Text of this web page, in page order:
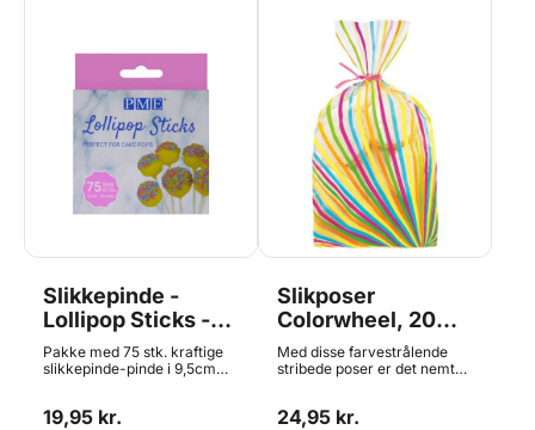
Slikkepinde -
Lollipop Sticks -
9,5cm, 75 stk
Pakke med 75 stk. kraftige
slikkepinde-pinde i 9,5cm
Perfekte til
19,95 kr.
Slikposer
Colorwheel, 20
stk. - Wilton
Med disse farvestrålende
stribede poser er det nemt
alt fra chokolade og cookies
24,95 kr.